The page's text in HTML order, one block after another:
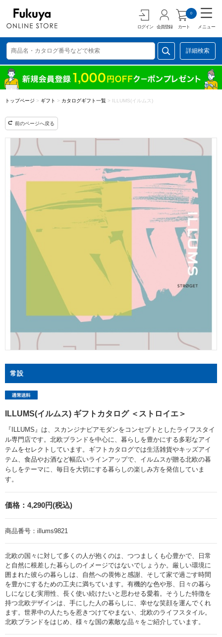
ログイン 会員登録 カート
0
メニュー
詳細検索
トップページ > ギフト > カタログギフト一覧 > ILLUMS(イルムス)
前のページへ戻る
常設
ILLUMS(イルムス) ギフトカタログ ＜ストロイエ＞
『ILLUMS』は、スカンジナビアモダンをコンセプトとしたライフスタイ
ル専門店です。北欧ブランドを中心に、暮らしを豊かにする多彩なアイ
テムをセレクトしています。ギフトカタログでは生活雑貨やキッズアイ
テム、食品やお酒など幅広いラインアップで、イルムスが贈る北欧の暮
らしをテーマに、毎日を大切にする暮らしの楽しみ方を発信していま
す。
価格： 4,290円(税込)
商品番号： illums9821
北欧の国々に対して多くの人が抱くのは、つつましくも心豊かで、日常
と自然に根差した暮らしのイメージではないでしょうか。厳しい環境に
囲まれた彼らの暮らしは、自然への畏怖と感謝、そして家で過ごす時間
を豊かにするための工夫に満ちています。有機的な色や形、日々の暮ら
しになじむ実用性、長く使い続けたいと思わせる愛着。そうした特徴を
持つ北欧デザインは、手にした人の暮らしに、幸せな笑顔を運んでくれ
ます。世界中の人たちを惹きつけてやまない、北欧のライフスタイル。
北欧ブランドをはじめ、様々な国の素敵な品々をご紹介しています。